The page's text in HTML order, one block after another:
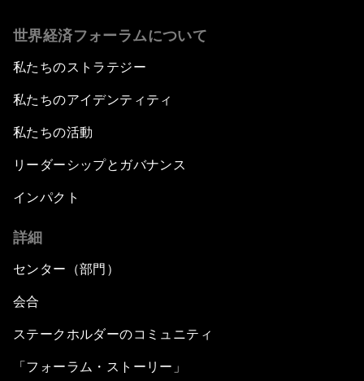
世界経済フォーラムについて
私たちのストラテジー
私たちのアイデンティティ
私たちの活動
リーダーシップとガバナンス
インパクト
詳細
センター（部門）
会合
ステークホルダーのコミュニティ
「フォーラム・ストーリー」